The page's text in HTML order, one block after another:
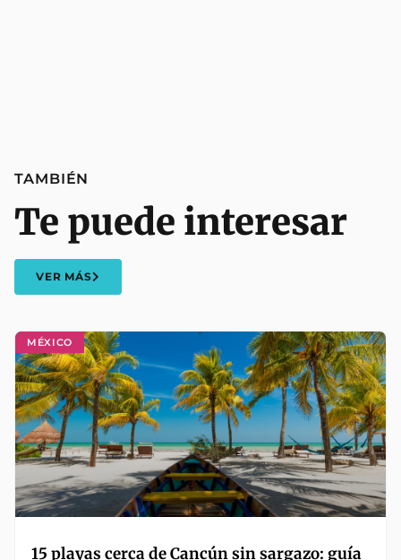
MÉXICO
15 playas cerca de Cancún sin sargazo: guía
TAMBIÉN
Te puede interesar
VER MÁS